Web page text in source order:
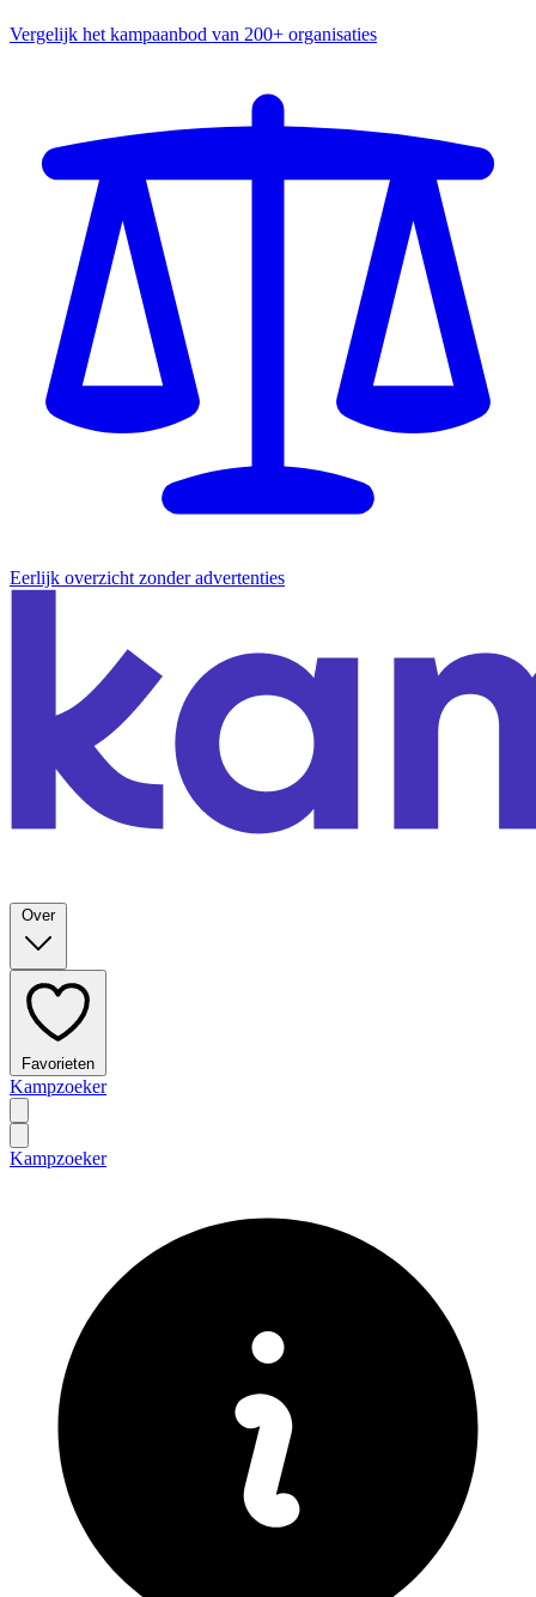
Vergelijk het kampaanbod van 200+ organisaties
Eerlijk overzicht zonder advertenties
Over
Favorieten
Kampzoeker
Kampzoeker